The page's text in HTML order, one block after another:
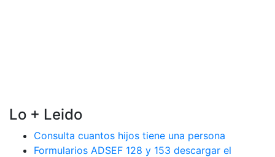
Lo + Leido
Consulta cuantos hijos tiene una persona
Formularios ADSEF 128 y 153 descargar el